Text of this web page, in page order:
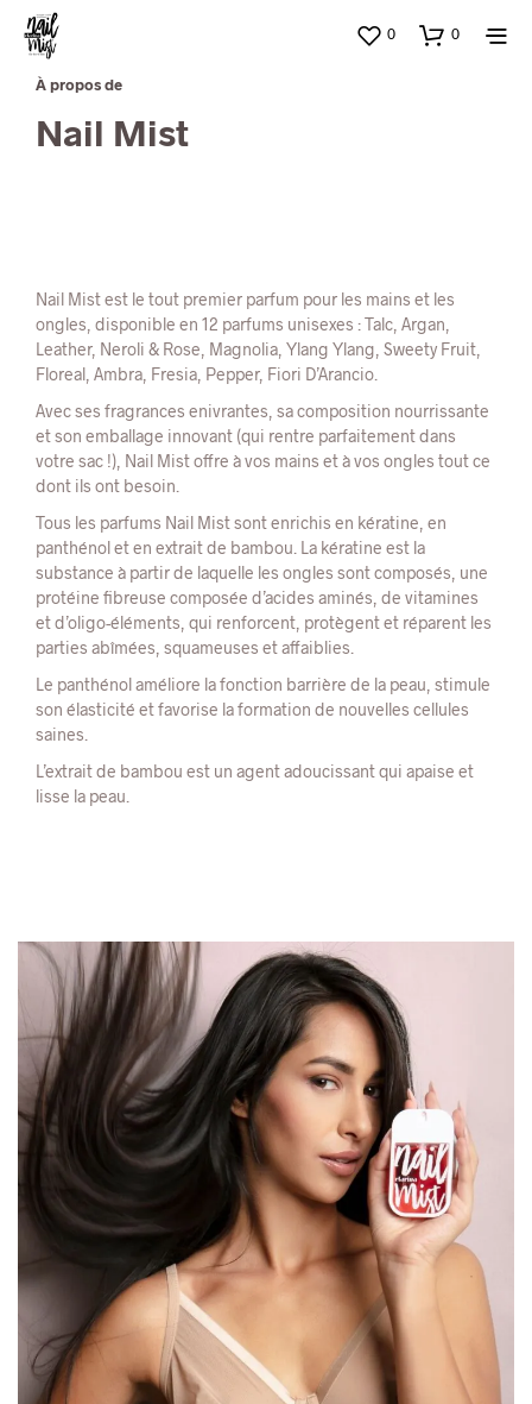
0 0
À propos de
Nail Mist
Nail Mist est le tout premier parfum pour les mains et les
ongles, disponible en 12 parfums unisexes : Talc, Argan,
Leather, Neroli & Rose, Magnolia, Ylang Ylang, Sweety Fruit,
Floreal, Ambra, Fresia, Pepper, Fiori D’Arancio.
Avec ses fragrances enivrantes, sa composition nourrissante
et son emballage innovant (qui rentre parfaitement dans
votre sac !), Nail Mist offre à vos mains et à vos ongles tout ce
dont ils ont besoin.
Tous les parfums Nail Mist sont enrichis en kératine, en
panthénol et en extrait de bambou. La kératine est la
substance à partir de laquelle les ongles sont composés, une
protéine fibreuse composée d’acides aminés, de vitamines
et d’oligo-éléments, qui renforcent, protègent et réparent les
parties abîmées, squameuses et affaiblies.
Le panthénol améliore la fonction barrière de la peau, stimule
son élasticité et favorise la formation de nouvelles cellules
saines.
L’extrait de bambou est un agent adoucissant qui apaise et
lisse la peau.